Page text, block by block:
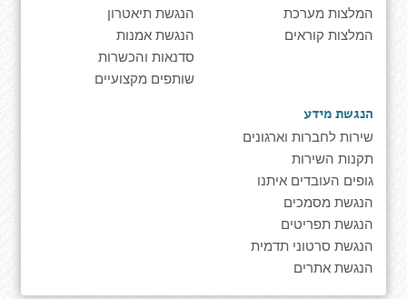
המלצות מערכת
המלצות קוראים
הנגשת תיאטרון
הנגשת אמנות
סדנאות והכשרות
שותפים מקצועיים
הנגשת מידע
שירות לחברות וארגונים
תקנות השירות
גופים העובדים איתנו
הנגשת מסמכים
הנגשת תפריטים
הנגשת סרטוני תדמית
הנגשת אתרים